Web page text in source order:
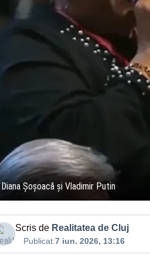
Diana Șoșoacă și Vladimir Putin
Scris de Realitatea de Cluj
Publicat:7 iun. 2026, 13:16